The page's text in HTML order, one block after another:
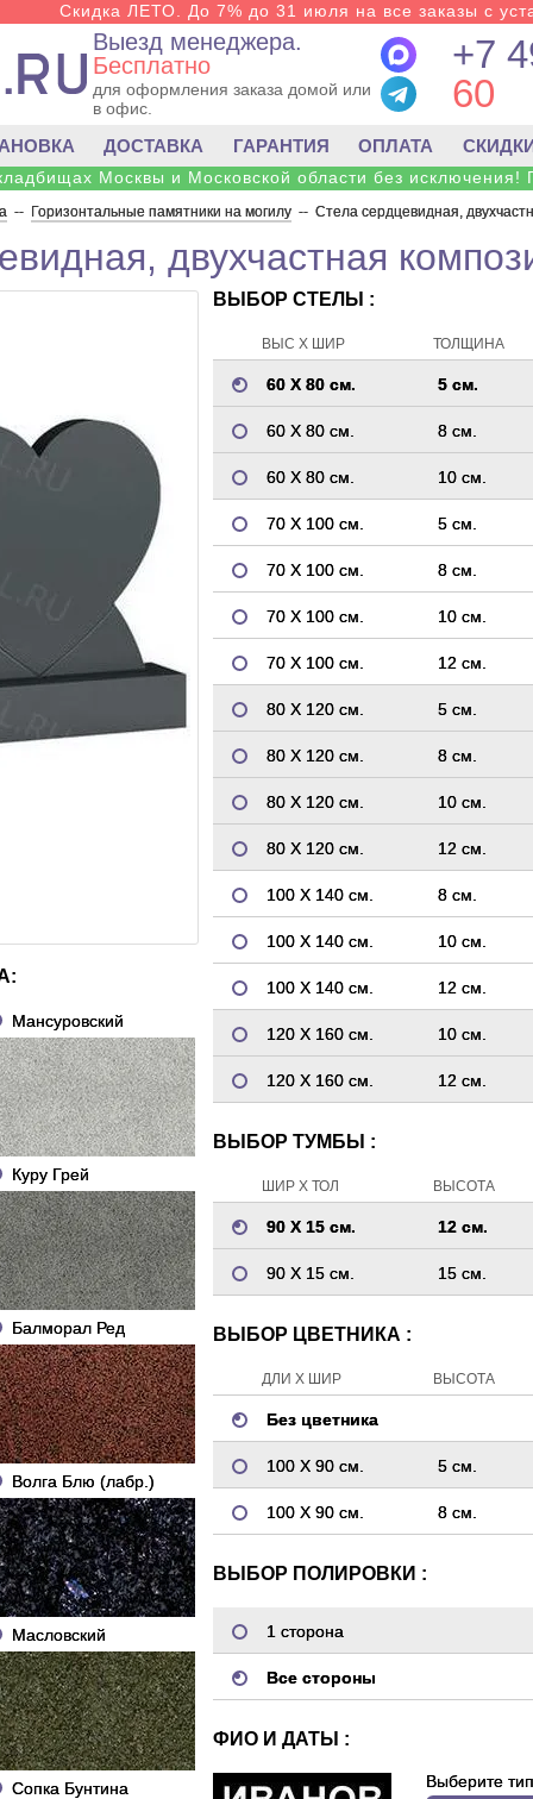
Скидка ЛЕТО. До 7% до 31 июля на все заказы с
Выезд менеджера.
Бесплатно
для оформления заказа домой или
в офис.
+7
60
ДОСТАВКА ГАРАНТИЯ ОПЛАТА
Москвы и Московской области без исключения!
-- Горизонтальные памятники на могилу -- Стела сердцевидная,
двухчастная
Мансуровский
Куру Грей
Балморал Ред
Волга Блю (лабр.)
Масловский
Сопка Бунтина
ВЫБОР СТЕЛЫ :
ВЫС Х ШИР ТОЛЩИНА
60 Х 80 см. 5 см.
60 Х 80 см. 8 см.
60 Х 80 см. 10 см.
70 Х 100 см. 5 см.
70 Х 100 см. 8 см.
70 Х 100 см. 10 см.
70 Х 100 см. 12 см.
80 Х 120 см. 5 см.
80 Х 120 см. 8 см.
80 Х 120 см. 10 см.
80 Х 120 см. 12 см.
100 Х 140 см. 8 см.
100 Х 140 см. 10 см.
100 Х 140 см. 12 см.
120 Х 160 см. 10 см.
120 Х 160 см. 12 см.
ВЫБОР ТУМБЫ :
ШИР Х ТОЛ ВЫСОТА
90 Х 15 см. 12 см.
90 Х 15 см. 15 см.
ВЫБОР ЦВЕТНИКА :
ДЛИ Х ШИР ВЫСОТА
Без цветника
100 Х 90 см. 5 см.
100 Х 90 см. 8 см.
ВЫБОР ПОЛИРОВКИ :
1 сторона
Все стороны
ФИО И ДАТЫ :
Выберите тип